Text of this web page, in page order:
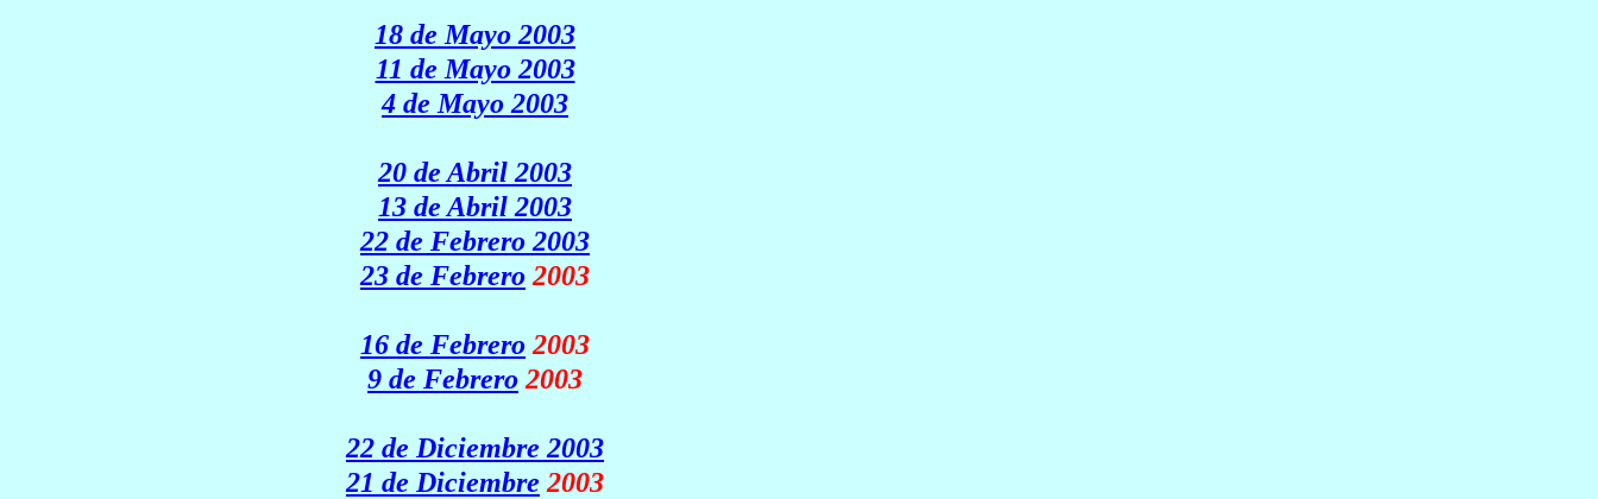
18 de Mayo 2003
11 de Mayo 2003
4 de Mayo 2003
20 de Abril 2003
13 de Abril 2003
22 de Febrero 2003
23 de Febrero 2003
16 de Febrero 2003
9 de Febrero 2003
22 de Diciembre 2003
21 de Diciembre 2003